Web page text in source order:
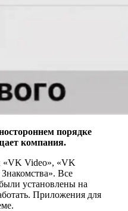
порядке
компания.
«VK Video», «VK
Все
установлены на
Приложения для